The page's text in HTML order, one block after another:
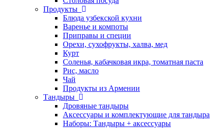
Продукты
Блюда узбекской кухни
Варенье и компоты
Приправы и специи
Орехи, сухофрукты, халва, мед
Курт
Соленья, кабачковая икра, томатная паста
Рис, масло
Чай
Продукты из Армении
Тандыры
Дровяные тандыры
Аксессуары и комплектующие для тандыра
Наборы: Тандыры + аксессуары